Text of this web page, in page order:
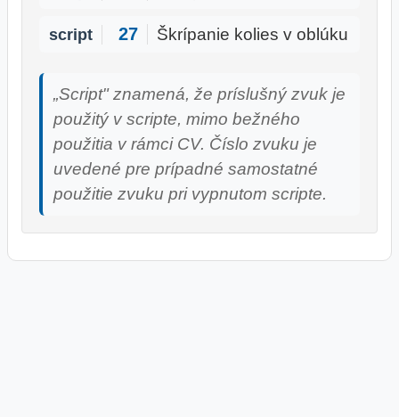
script 27 Škrípanie kolies v oblúku
„Script" znamená, že príslušný zvuk je
použitý v scripte, mimo bežného
použitia v rámci CV. Číslo zvuku je
uvedené pre prípadné samostatné
použitie zvuku pri vypnutom scripte.